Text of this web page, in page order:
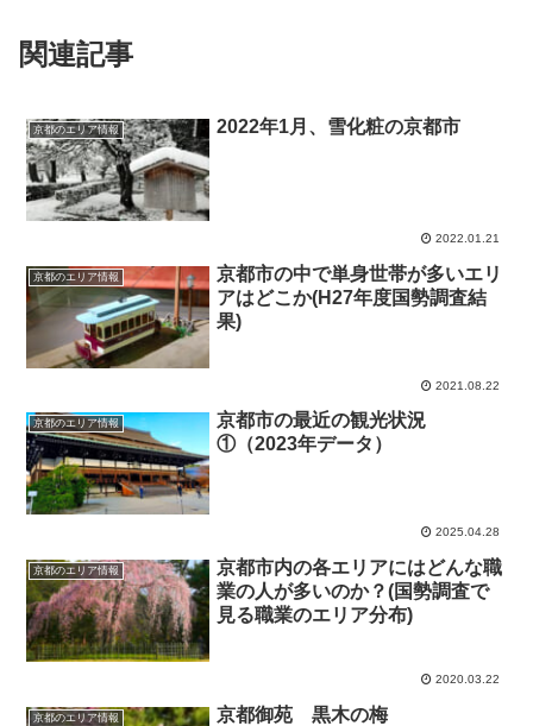
関連記事
京都のエリア情報 2022年1月、雪化粧の京都市
2022.01.21
京都のエリア情報
京都市の中で単身世帯が多いエリ
アはどこか(H27年度国勢調査結
果)
2021.08.22
京都のエリア情報
京都市の最近の観光状況
①（2023年データ）
2025.04.28
京都のエリア情報
京都市内の各エリアにはどんな職
業の人が多いのか？(国勢調査で
見る職業のエリア分布)
2020.03.22
京都のエリア情報 京都御苑 黒木の梅